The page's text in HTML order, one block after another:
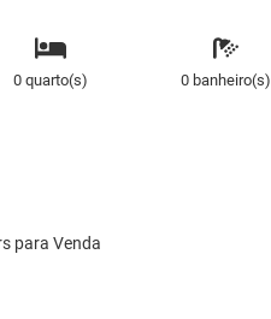
0 quarto(s) 0 banheiro(s)
para Venda